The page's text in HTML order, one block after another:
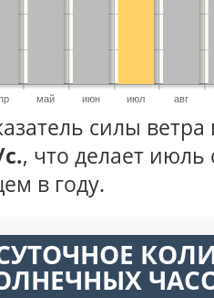
май июн июл авг
силы
, что делает
в году.